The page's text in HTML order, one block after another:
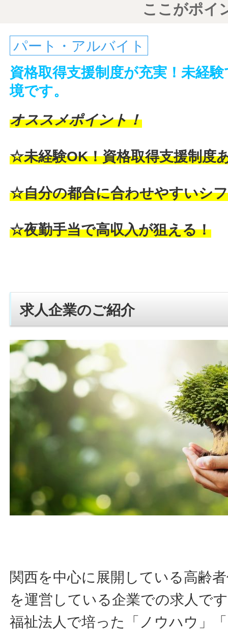
ここがポイ
パート・アルバイト
資格取得支援制度が充実！未経
境です。
オススメポイント！
☆未経験OK！資格取得支援制度
☆自分の都合に合わせやすいシ
☆夜勤手当で高収入が狙える！
求人企業のご紹介
関西を中心に展開している高齢
を運営している企業での求人で
福祉法人で培った「ノウハウ」